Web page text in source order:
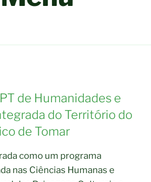
de Humanidades e
do Território do
de Tomar
como um programa
nas Ciências Humanas e